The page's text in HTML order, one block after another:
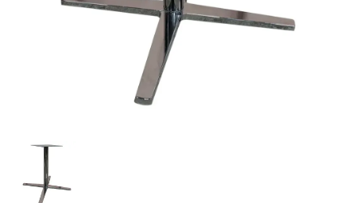
2Z8jCOYAnWb-.webp